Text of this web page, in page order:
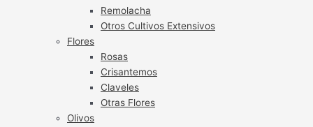
Remolacha
Otros Cultivos Extensivos
Flores
Rosas
Crisantemos
Claveles
Otras Flores
Olivos